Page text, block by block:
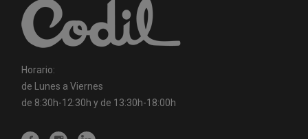
Horario:
de Lunes a Viernes
de 8:30h-12:30h y de 13:30h-18:00h